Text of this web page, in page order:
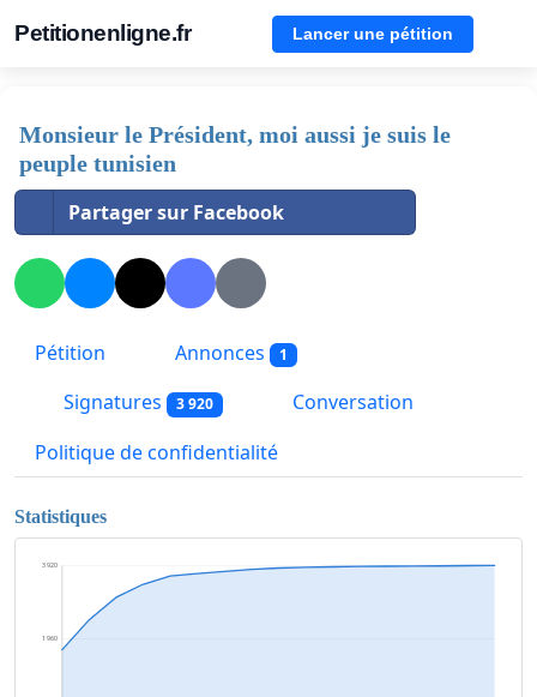
Petitionenligne.fr Lancer une pétition
Monsieur le Président, moi aussi je suis le
peuple tunisien
Partager sur Facebook
Pétition Annonces 1
Signatures 3 920
Conversation
Politique de confidentialité
Statistiques
1 960
3 920